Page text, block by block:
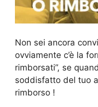
Non sei ancora
ovviamente c’è la
rimborsati”, se
soddisfatto del tuo
rimborso !